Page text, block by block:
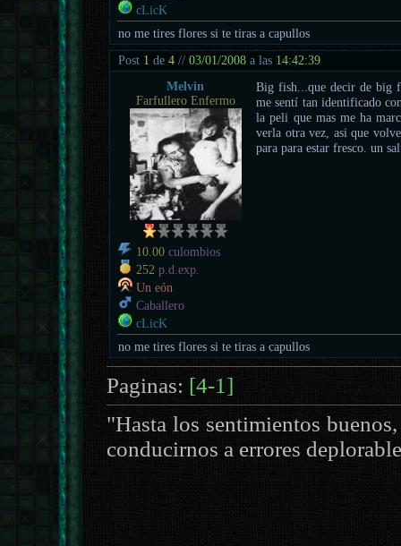
cLicK
no me tires flores si te tiras a capullos
Post 1 de4 //03/01/2008 a las 14:42:39
Melvin
Farfullero Enfermo
10.00 culombios
252 p.d.exp.
Un eón
Caballero
cLicK
Big fish...que decir de big
me sentí tan identificado
la peli que mas me ha
verla otra vez, asi que
para para estar fresco. un
no me tires flores si te tiras a capullos
Paginas: [4-1]
"Hasta los sentimientos
conducirnos a errores